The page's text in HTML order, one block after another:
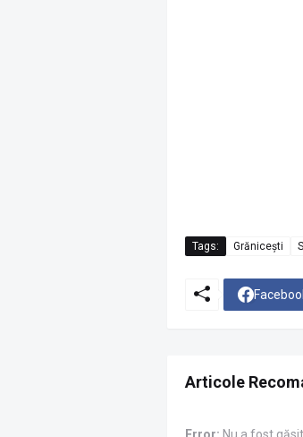
Tags: Grănicești
Articole